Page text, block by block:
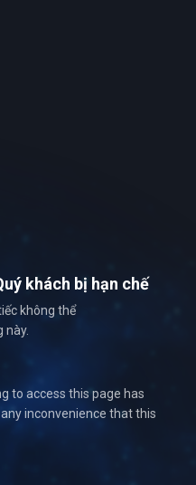
khách bị hạn chế
không thể
này.
to access this page has
inconvenience that this